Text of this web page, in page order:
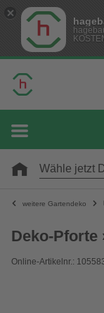
Wähle jetzt
weitere Gartendeko
Deko-Pforte
Online-Artikelnr.: